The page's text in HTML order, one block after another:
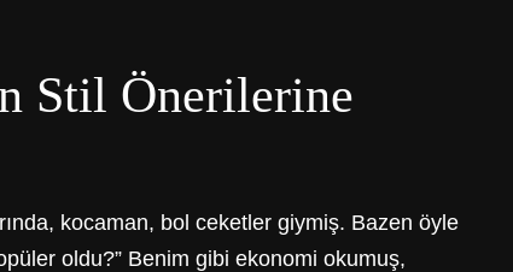
Stil Önerilerine
kocaman, bol ceketler giymiş. Bazen öyle
oldu?” Benim gibi ekonomi okumuş,